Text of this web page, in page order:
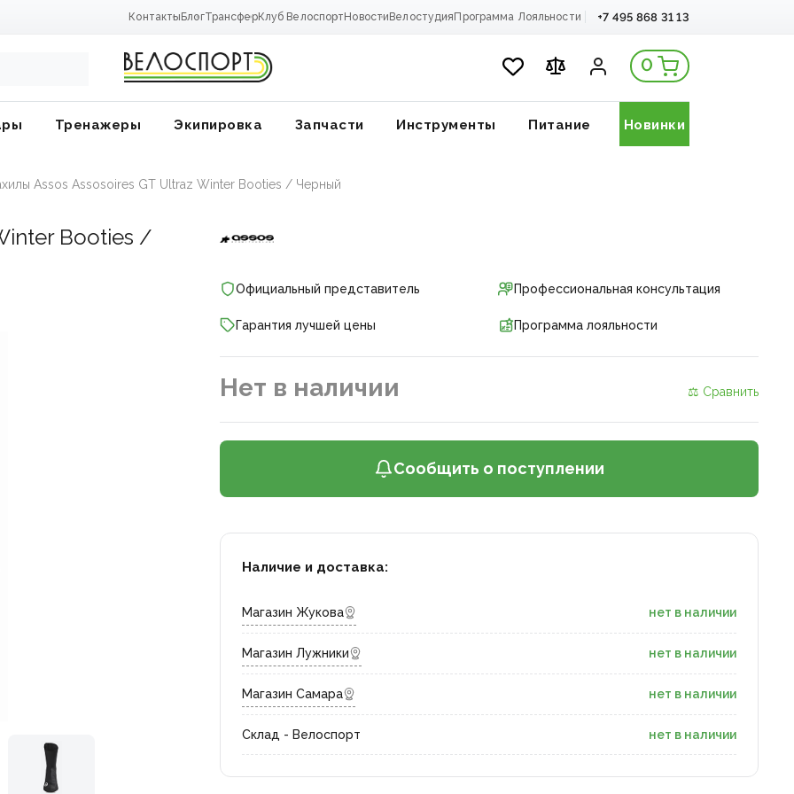
Контакты БлогТрансферКлуб Велоспорт Новости Велостудия Программа Лояльности +7 495 868 31 13
0
Тренажеры Экипировка Запчасти Инструменты Питание Новинки
Assos Assosoires GT Ultraz Winter Booties / Черный
Booties /
Официальный представитель Профессиональная консультация
Гарантия лучшей цены Программа лояльности
Нет в наличии ⚖ Сравнить
Сообщить о поступлении
Наличие и доставка:
Магазин Жукова нет в наличии
Магазин Лужники нет в наличии
Магазин Самара нет в наличии
Склад - Велоспорт нет в наличии